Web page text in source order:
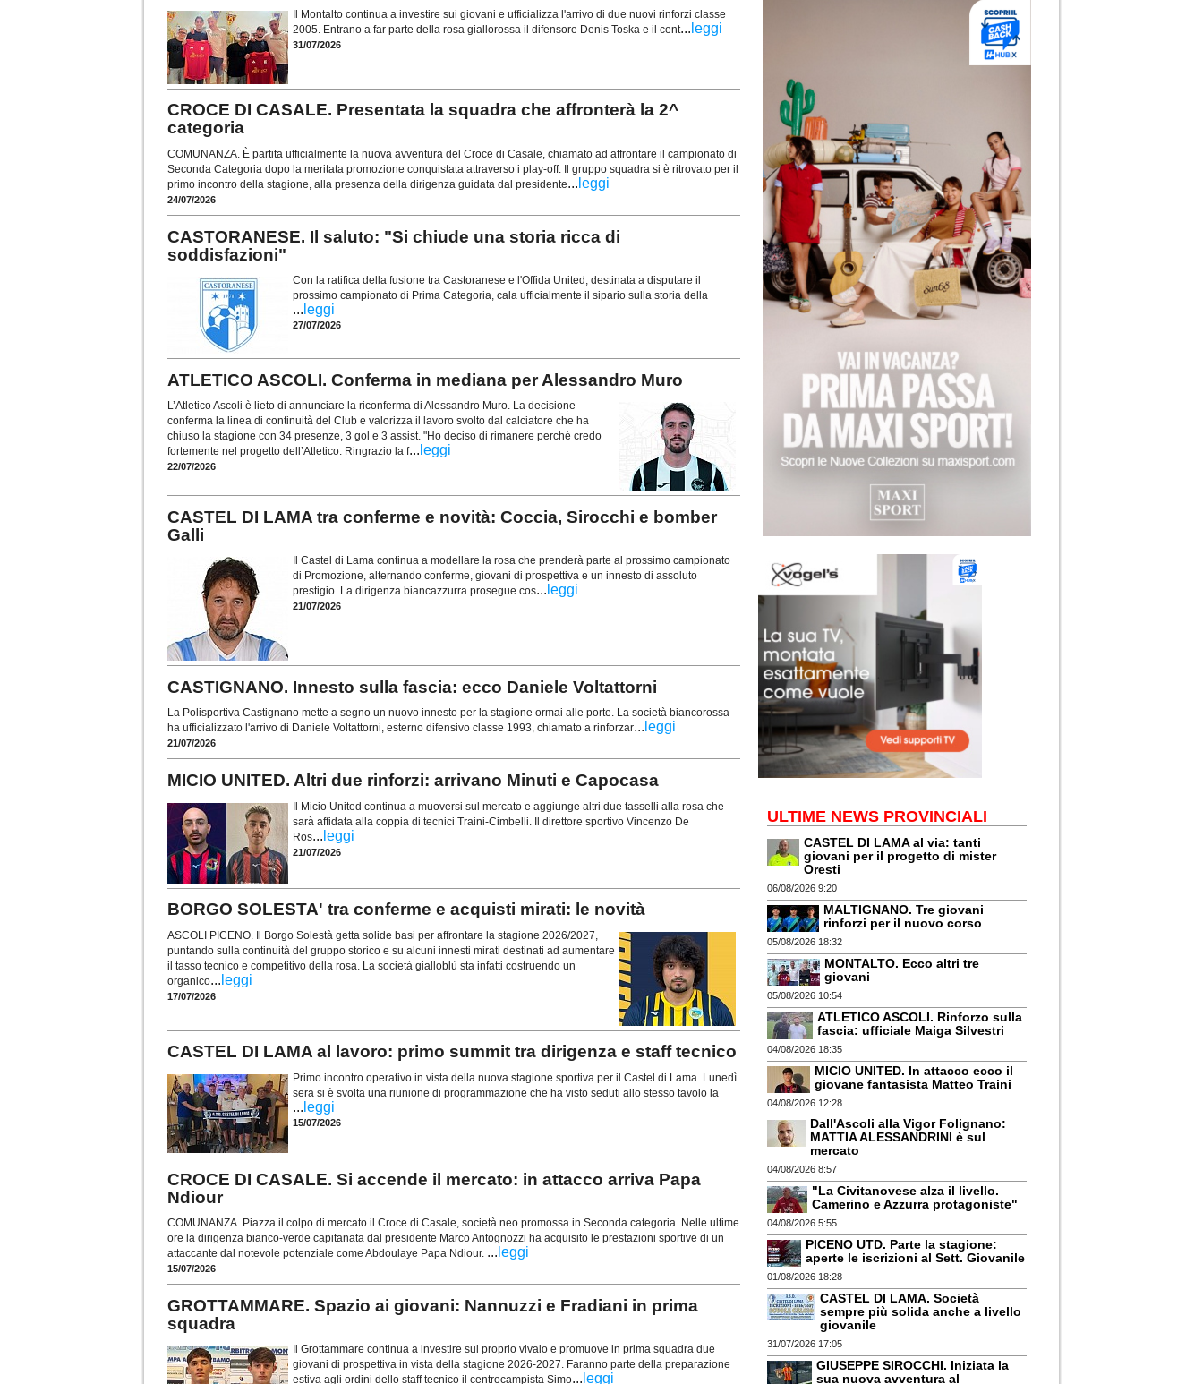
Il Montalto continua a investire sui giovani e ufficializza l'arrivo di due nuovi rinforzi classe
2005. Entrano a far parte della rosa giallorossa il difensore Denis Toska e il cent... leggi
31/07/2026
CROCE DI CASALE. Presentata la squadra che affronterà la 2^
categoria
COMUNANZA. È partita ufficialmente la nuova avventura del Croce di Casale, chiamato ad affrontare il campionato di
Seconda Categoria dopo la meritata promozione conquistata attraverso i play-off. Il gruppo squadra si è ritrovato per il
primo incontro della stagione, alla presenza della dirigenza guidata dal presidente... leggi
24/07/2026
CASTORANESE. Il saluto: "Si chiude una storia ricca di
soddisfazioni"
Con la ratifica della fusione tra Castoranese e l'Offida United, destinata a disputare il
prossimo campionato di Prima Categoria, cala ufficialmente il sipario sulla storia della
... leggi
27/07/2026
ATLETICO ASCOLI. Conferma in mediana per Alessandro Muro
L’Atletico Ascoli è lieto di annunciare la riconferma di Alessandro Muro. La decisione
conferma la linea di continuità del Club e valorizza il lavoro svolto dal calciatore che ha
chiuso la stagione con 34 presenze, 3 gol e 3 assist. "Ho deciso di rimanere perché credo
fortemente nel progetto dell’Atletico. Ringrazio la f... leggi
22/07/2026
CASTEL DI LAMA tra conferme e novità: Coccia, Sirocchi e bomber
Galli
Il Castel di Lama continua a modellare la rosa che prenderà parte al prossimo campionato
di Promozione, alternando conferme, giovani di prospettiva e un innesto di assoluto
prestigio. La dirigenza biancazzurra prosegue cos... leggi
21/07/2026
CASTIGNANO. Innesto sulla fascia: ecco Daniele Voltattorni
La Polisportiva Castignano mette a segno un nuovo innesto per la stagione ormai alle porte. La società biancorossa
ha ufficializzato l'arrivo di Daniele Voltattorni, esterno difensivo classe 1993, chiamato a rinforzar... leggi
21/07/2026
MICIO UNITED. Altri due rinforzi: arrivano Minuti e Capocasa
Il Micio United continua a muoversi sul mercato e aggiunge altri due tasselli alla rosa che
sarà affidata alla coppia di tecnici Traini-Cimbelli. Il direttore sportivo Vincenzo De
Ros... leggi
21/07/2026
BORGO SOLESTA' tra conferme e acquisti mirati: le novità
ASCOLI PICENO. Il Borgo Solestà getta solide basi per affrontare la stagione 2026/2027,
puntando sulla continuità del gruppo storico e su alcuni innesti mirati destinati ad aumentare
il tasso tecnico e competitivo della rosa. La società gialloblù sta infatti costruendo un
organico... leggi
17/07/2026
CASTEL DI LAMA al lavoro: primo summit tra dirigenza e staff tecnico
Primo incontro operativo in vista della nuova stagione sportiva per il Castel di Lama. Lunedì
sera si è svolta una riunione di programmazione che ha visto seduti allo stesso tavolo la
... leggi
15/07/2026
CROCE DI CASALE. Si accende il mercato: in attacco arriva Papa
Ndiour
COMUNANZA. Piazza il colpo di mercato il Croce di Casale, società neo promossa in Seconda categoria. Nelle ultime
ore la dirigenza bianco-verde capitanata dal presidente Marco Antognozzi ha acquisito le prestazioni sportive di un
attaccante dal notevole potenziale come Abdoulaye Papa Ndiour. ... leggi
15/07/2026
GROTTAMMARE. Spazio ai giovani: Nannuzzi e Fradiani in prima
squadra
Il Grottammare continua a investire sul proprio vivaio e promuove in prima squadra due
giovani di prospettiva in vista della stagione 2026-2027. Faranno parte della preparazione
estiva agli ordini dello staff tecnico il centrocampista Simo... leggi
ULTIME NEWS PROVINCIALI
CASTEL DI LAMA al via: tanti
giovani per il progetto di mister
Oresti
06/08/2026 9:20
MALTIGNANO. Tre giovani
rinforzi per il nuovo corso
05/08/2026 18:32
MONTALTO. Ecco altri tre
giovani
05/08/2026 10:54
ATLETICO ASCOLI. Rinforzo sulla
fascia: ufficiale Maiga Silvestri
04/08/2026 18:35
MICIO UNITED. In attacco ecco il
giovane fantasista Matteo Traini
04/08/2026 12:28
Dall'Ascoli alla Vigor Folignano:
MATTIA ALESSANDRINI è sul
mercato
04/08/2026 8:57
"La Civitanovese alza il livello.
Camerino e Azzurra protagoniste"
04/08/2026 5:55
PICENO UTD. Parte la stagione:
aperte le iscrizioni al Sett. Giovanile
01/08/2026 18:28
CASTEL DI LAMA. Società
sempre più solida anche a livello
giovanile
31/07/2026 17:05
GIUSEPPE SIROCCHI. Iniziata la
sua nuova avventura al